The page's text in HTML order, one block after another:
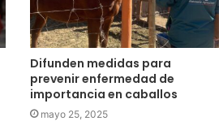
Difunden medidas para
prevenir enfermedad de
importancia en caballos
mayo 25, 2025